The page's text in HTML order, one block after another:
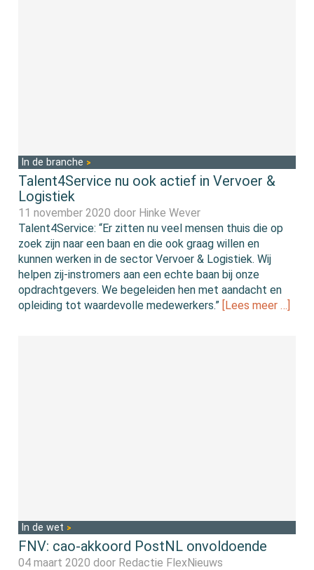
In de branche
Talent4Service nu ook actief in Vervoer &
Logistiek
11 november 2020 door Hinke Wever
Talent4Service: “Er zitten nu veel mensen thuis die op
zoek zijn naar een baan en die ook graag willen en
kunnen werken in de sector Vervoer & Logistiek. Wij
helpen zij-instromers aan een echte baan bij onze
opdrachtgevers. We begeleiden hen met aandacht en
opleiding tot waardevolle medewerkers.” [Lees meer …]
In de wet
FNV: cao-akkoord PostNL onvoldoende
04 maart 2020 door Redactie FlexNieuws